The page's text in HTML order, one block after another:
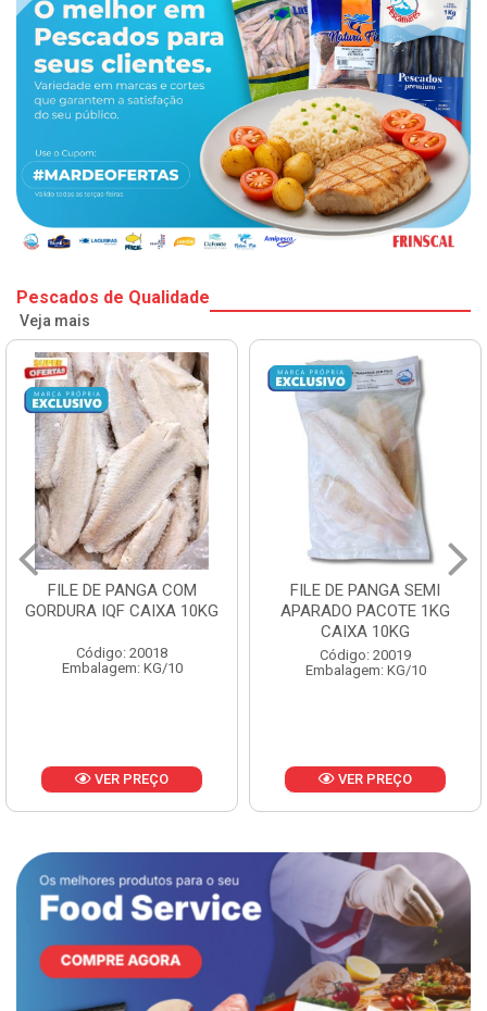
Pescados de Qualidade
Veja mais
FILE DE PANGA SEMI
APARADO PACOTE 1KG
Código: 20019
Embalagem: KG/10
VER PREÇO
POLACA DESFIADA
PESCAMARES PCT5KG
CX10KG
Código: 20161
Embalagem: KG/10
VER PREÇO